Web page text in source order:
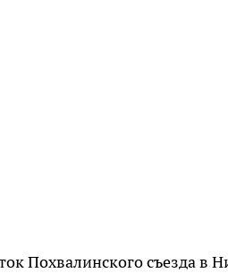
Похвалинского съезда в